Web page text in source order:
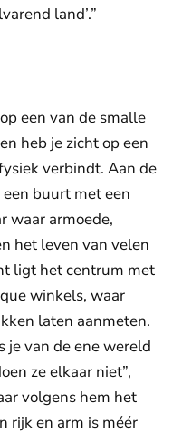
land’.”
een van de smalle
heb je zicht op een
verbindt. Aan de
buurt met een
waar armoede,
het leven van velen
ligt het centrum met
winkels, waar
laten aanmeten.
je van de ene wereld
ze elkaar niet”,
volgens hem het
rijk en arm is méér